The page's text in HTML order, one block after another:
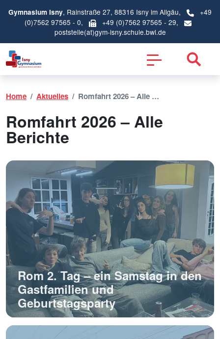
Gymnasium Isny, Rainstraße 27, 88316 Isny im Allgäu,
+49
(0)7562 97565 - 0,
+49 (0)7562 97565 - 29,
poststelle(at)gym-isny.schule.bwl.de
Home Aktuelles Romfahrt 2026 – Alle …
Romfahrt 2026 – Alle
Berichte
Rom 2. Tag – ein Samstag in den
Gastfamilien und
Geburtstagsparty